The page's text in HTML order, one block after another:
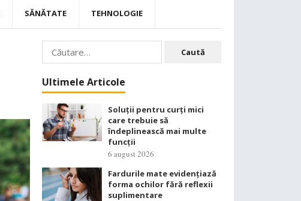
SĂNĂTATE TEHNOLOGIE
Caută
după:
Ultimele Articole
Soluții pentru curți mici
care trebuie să
îndeplinească mai multe
funcții
6 august 2026
Fardurile mate evidențiază
forma ochilor fără reflexii
suplimentare